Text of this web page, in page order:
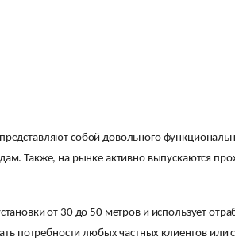
собой довольного
Также, на рынке активно выпускаются
от 30 до 50 метров и использует
потребности любых частных клиентов или